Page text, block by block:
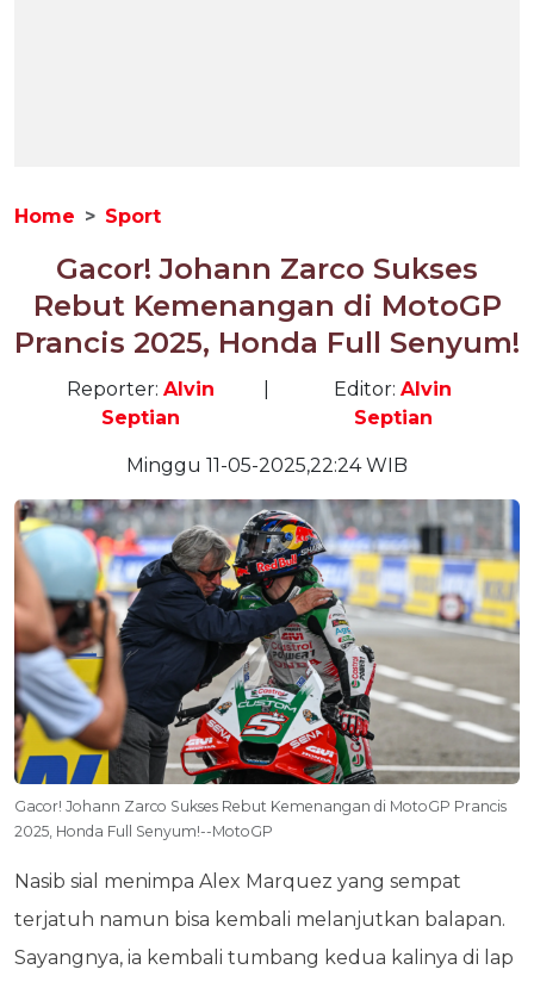
Home Sport
Gacor! Johann Zarco Sukses
Rebut Kemenangan di MotoGP
Prancis 2025, Honda Full Senyum!
Reporter: Alvin
Septian
Editor:Alvin
Septian
Minggu 11-05-2025,22:24 WIB
Gacor! Johann Zarco Sukses Rebut Kemenangan di MotoGP Prancis
2025, Honda Full Senyum!--MotoGP
Nasib sial menimpa Alex Marquez yang sempat
terjatuh namun bisa kembali melanjutkan balapan.
Sayangnya, ia kembali tumbang kedua kalinya di lap